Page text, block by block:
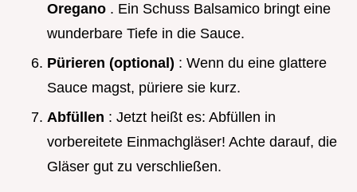
Oregano . Ein Schuss Balsamico bringt eine
wunderbare Tiefe in die Sauce.
Pürieren (optional) : Wenn du eine glattere
Sauce magst, püriere sie kurz.
Abfüllen : Jetzt heißt es: Abfüllen in
vorbereitete Einmachgläser! Achte darauf, die
Gläser gut zu verschließen.